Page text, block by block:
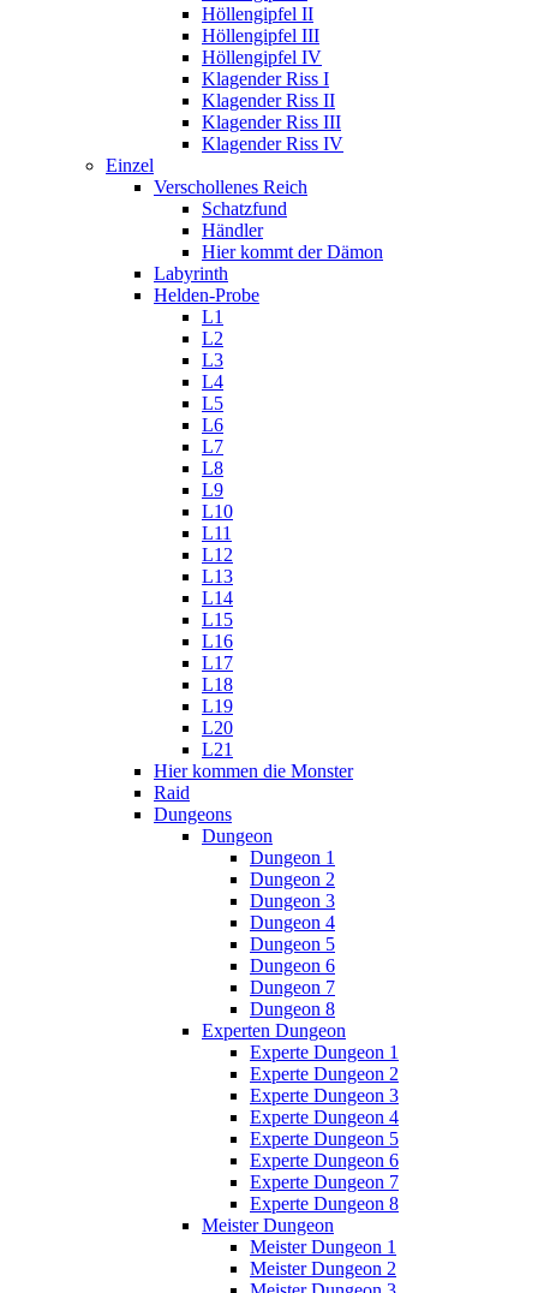
Höllengipfel II
Höllengipfel III
Höllengipfel IV
Klagender Riss I
Klagender Riss II
Klagender Riss III
Klagender Riss IV
Einzel
Verschollenes Reich
Schatzfund
Händler
Hier kommt der Dämon
Labyrinth
Helden-Probe
L1
L2
L3
L4
L5
L6
L7
L8
L9
L10
L11
L12
L13
L14
L15
L16
L17
L18
L19
L20
L21
Hier kommen die Monster
Raid
Dungeons
Dungeon
Dungeon 1
Dungeon 2
Dungeon 3
Dungeon 4
Dungeon 5
Dungeon 6
Dungeon 7
Dungeon 8
Experten Dungeon
Experte Dungeon 1
Experte Dungeon 2
Experte Dungeon 3
Experte Dungeon 4
Experte Dungeon 5
Experte Dungeon 6
Experte Dungeon 7
Experte Dungeon 8
Meister Dungeon
Meister Dungeon 1
Meister Dungeon 2